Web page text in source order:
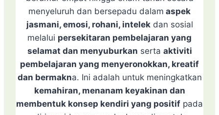
menyeluruh dan bersepadu dalam aspek
jasmani, emosi, rohani, intelekdan sosial
melalui persekitaran pembelajaran yang
selamat dan menyuburkan serta aktiviti
pembelajaran yang menyeronokkan, kreatif
dan bermakna. Ini adalah untuk meningkatkan
kemahiran, menanam keyakinan dan
membentuk konsep kendiri yang positif pada